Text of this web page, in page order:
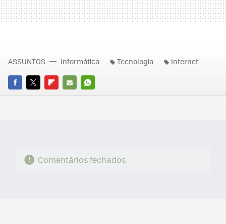
FACEBOOK
TWITTERFLIPBOARD
E-
WHATSAPP
ASSUNTOS Informática Tecnologia Internet
Comentários fechados